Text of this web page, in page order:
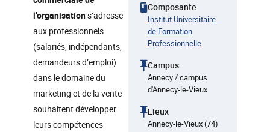
l’organisations’adresse
aux professionnels
(salariés, indépendants,
demandeurs d’emploi)
dans le domaine du
marketing et de la vente
souhaitent développer
leurs compétences
Composante
Institut Universitaire
de Formation
Professionnelle
Campus
Annecy / campus
d'Annecy-le-Vieux
Lieux
Annecy-le-Vieux (74)